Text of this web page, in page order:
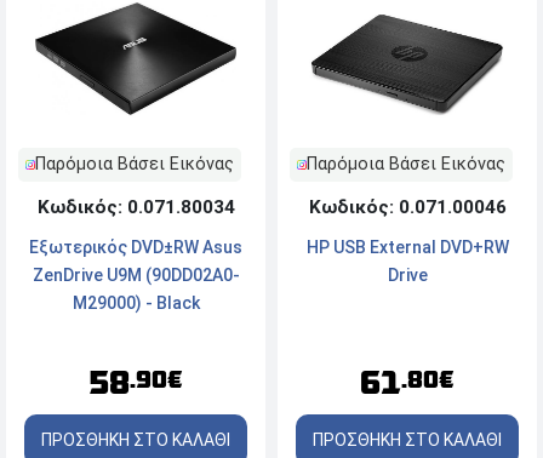
Παρόμοια Βάσει Εικόνας
Κωδικός: 0.071.80034
Εξωτερικός DVD±RW Asus
ZenDrive U9M (90DD02A0-
M29000) - Black
58.90€
ΠΡΟΣΘΗΚΗ ΣΤΟ ΚΑΛΑΘΙ
Παρόμοια Βάσει Εικόνας
Κωδικός: 0.071.00046
HP USB External DVD+RW
Drive
61.80€
ΠΡΟΣΘΗΚΗ ΣΤΟ ΚΑΛΑΘΙ